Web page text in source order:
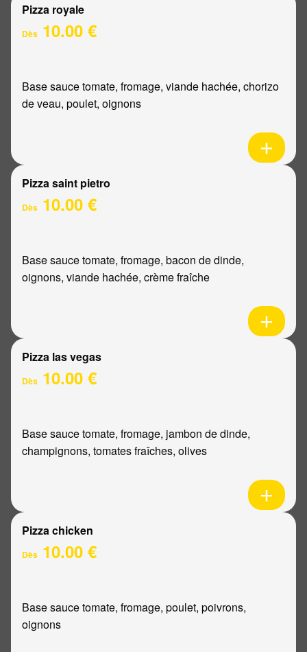
Pizza royale
Dès 10.00 €
Base sauce tomate, fromage, viande hachée, chorizo
de veau, poulet, oignons
Pizza saint pietro
Dès 10.00 €
Base sauce tomate, fromage, bacon de dinde,
oignons, viande hachée, crème fraîche
Pizza las vegas
Dès 10.00 €
Base sauce tomate, fromage, jambon de dinde,
champignons, tomates fraîches, olives
Pizza chicken
Dès 10.00 €
Base sauce tomate, fromage, poulet, poivrons,
oignons